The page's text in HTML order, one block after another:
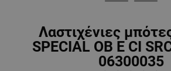
Λαστιχένιες
SPECIAL OB E CI
06300035